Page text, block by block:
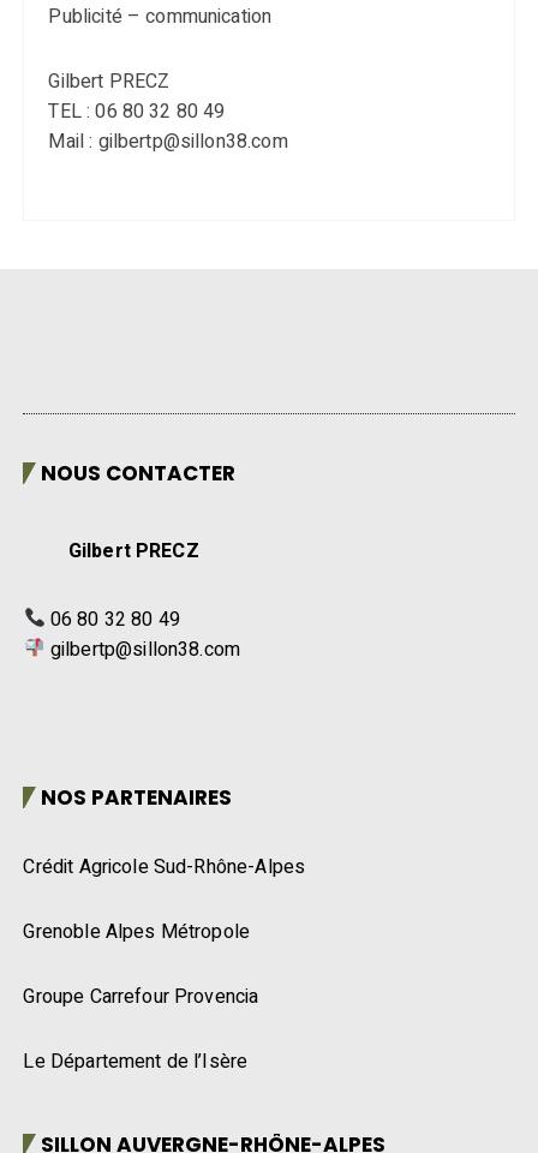
Publicité – communication
Gilbert PRECZ
TEL : 06 80 32 80 49
Mail : gilbertp@sillon38.com
NOUS CONTACTER
Gilbert PRECZ
06 80 32 80 49
gilbertp@sillon38.com
NOS PARTENAIRES
Crédit Agricole Sud-Rhône-Alpes
Grenoble Alpes Métropole
Groupe Carrefour Provencia
Le Département de l’Isère
SILLON AUVERGNE-RHÔNE-ALPES